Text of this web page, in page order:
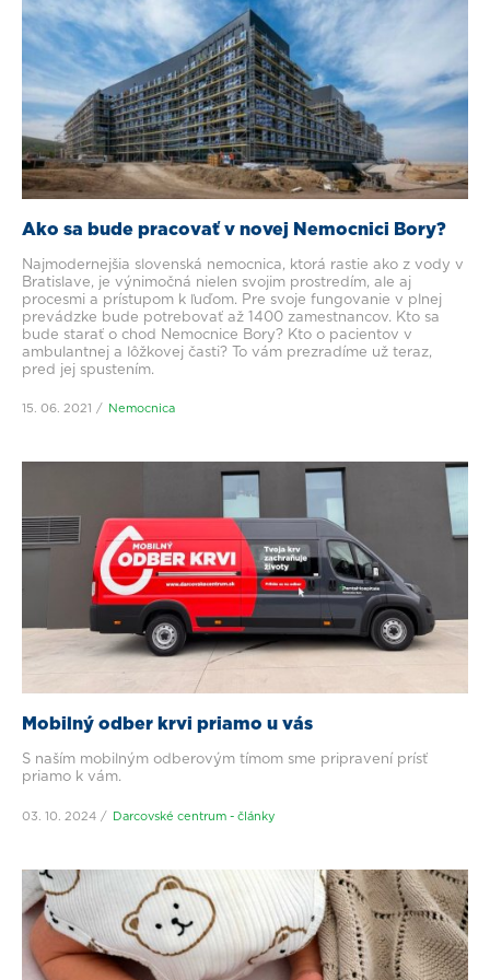
Ako sa bude pracovať v novej Nemocnici Bory?
Najmodernejšia slovenská nemocnica, ktorá rastie ako z vody v
Bratislave, je výnimočná nielen svojim prostredím, ale aj
procesmi a prístupom k ľuďom. Pre svoje fungovanie v plnej
prevádzke bude potrebovať až 1400 zamestnancov. Kto sa
bude starať o chod Nemocnice Bory? Kto o pacientov v
ambulantnej a lôžkovej časti? To vám prezradíme už teraz,
pred jej spustením.
15. 06. 2021 Nemocnica
Mobilný odber krvi priamo u vás
S naším mobilným odberovým tímom sme pripravení prísť
priamo k vám.
03. 10. 2024 Darcovské centrum - články